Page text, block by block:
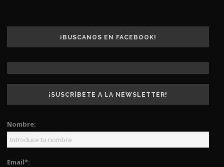
¡BUSCANOS EN FACEBOOK!
¡SUSCRÍBETE A LA NEWSLETTER!
Nombre:
Email*: